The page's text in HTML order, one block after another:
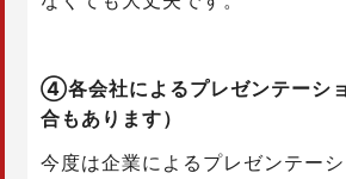
④各会社によるプレゼンテーシ
合もあります）
今度は企業によるプレゼンテー